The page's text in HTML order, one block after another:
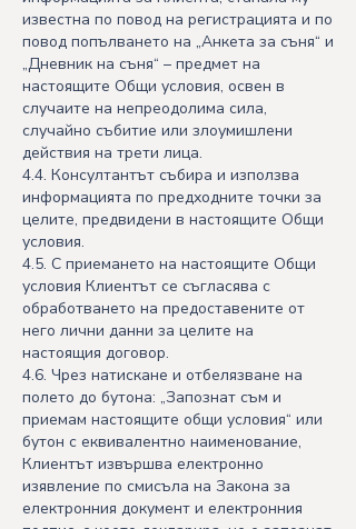
известна по повод на регистрацията и по
повод попълването на „Анкета за съня“ и
„Дневник на съня“ – предмет на
настоящите Общи условия, освен в
случаите на непреодолима сила,
случайно събитие или злоумишлени
действия на трети лица.
4.4. Консултантът събира и използва
информацията по предходните точки за
целите, предвидени в настоящите Общи
условия.
4.5. С приемането на настоящите Общи
условия Клиентът се съгласява с
обработването на предоставените от
него лични данни за целите на
настоящия договор.
4.6. Чрез натискане и отбелязване на
полето до бутона: „Запознат съм и
приемам настоящите общи условия“ или
бутон с еквивалентно наименование,
Клиентът извършва електронно
изявление по смисъла на Закона за
електронния документ и електронния